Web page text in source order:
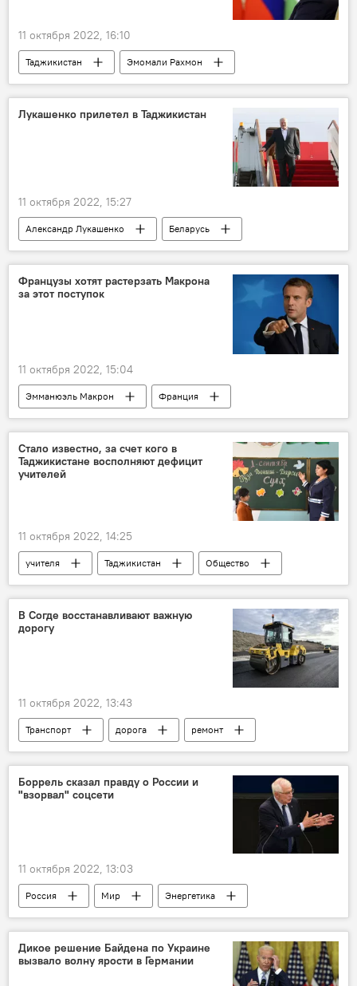
11 октября 2022, 16:10
Таджикистан
Эмомали Рахмон
визит
Политика
Казахстан
Астана
Лукашенко прилетел в Таджикистан
11 октября 2022, 15:27
Александр Лукашенко
Беларусь
Таджикистан
Политика
Французы хотят растерзать Макрона
за этот поступок
11 октября 2022, 15:04
Эмманюэль Макрон
Франция
Украина
Владимир Зеленский
Стало известно, за счет кого в
Таджикистане восполняют дефицит
учителей
11 октября 2022, 14:25
учителя Таджикистан
Общество
Образование
В Согде восстанавливают важную
дорогу
11 октября 2022, 13:43
Транспорт дорога
ремонт
Новости Худжанда и Согдийской области
Боррель сказал правду о России и
"взорвал" соцсети
11 октября 2022, 13:03
Россия Мир
Энергетика
санкции
соцсети
Дикое решение Байдена по Украине
вызвало волну ярости в Германии